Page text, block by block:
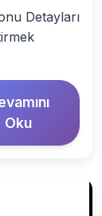
Detayları
Oku